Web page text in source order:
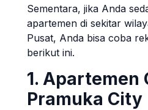
Sementara, jika Anda
apartemen di sekitar
Pusat, Anda bisa coba
berikut ini.
1. Apartemen
Pramuka City